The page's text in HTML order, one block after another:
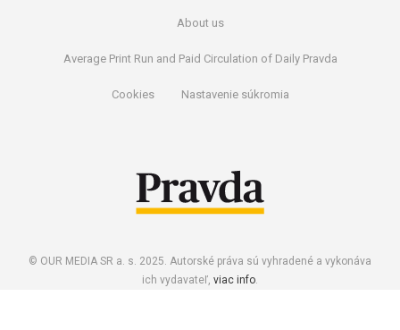
About us
Average Print Run and Paid Circulation of Daily Pravda
Cookies Nastavenie súkromia
© OUR MEDIA SR a. s. 2025. Autorské práva sú vyhradené a vykonáva
ich vydavateľ, viac info